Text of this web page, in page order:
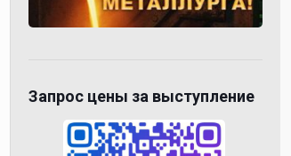
Запрос цены за выступление